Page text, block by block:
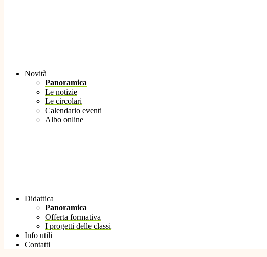
Novità
Panoramica
Le notizie
Le circolari
Calendario eventi
Albo online
Didattica
Panoramica
Offerta formativa
I progetti delle classi
Info utili
Contatti